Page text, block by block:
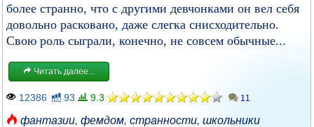
более странно, что с другими девчонками он вел себя
довольно расковано, даже слегка снисходительно.
Свою роль сыграли, конечно, не совсем обычные...
Читать далее...
12386 93 9.3 11
фантазии, фемдом, странности, школьники